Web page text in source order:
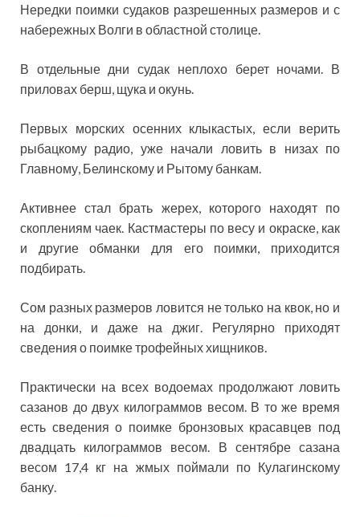
Нередки поимки судаков разрешенных размеров и с
набережных Волги в областной столице.
В отдельные дни судак неплохо берет ночами. В
приловах берш, щука и окунь.
Первых морских осенних клыкастых, если верить
рыбацкому радио, уже начали ловить в низах по
Главному, Белинскому и Рытому банкам.
Активнее стал брать жерех, которого находят по
скоплениям чаек. Кастмастеры по весу и окраске, как
и другие обманки для его поимки, приходится
подбирать.
Сом разных размеров ловится не только на квок, но и
на донки, и даже на джиг. Регулярно приходят
сведения о поимке трофейных хищников.
Практически на всех водоемах продолжают ловить
сазанов до двух килограммов весом. В то же время
есть сведения о поимке бронзовых красавцев под
двадцать килограммов весом. В сентябре сазана
весом 17,4 кг на жмых поймали по Кулагинскому
банку.